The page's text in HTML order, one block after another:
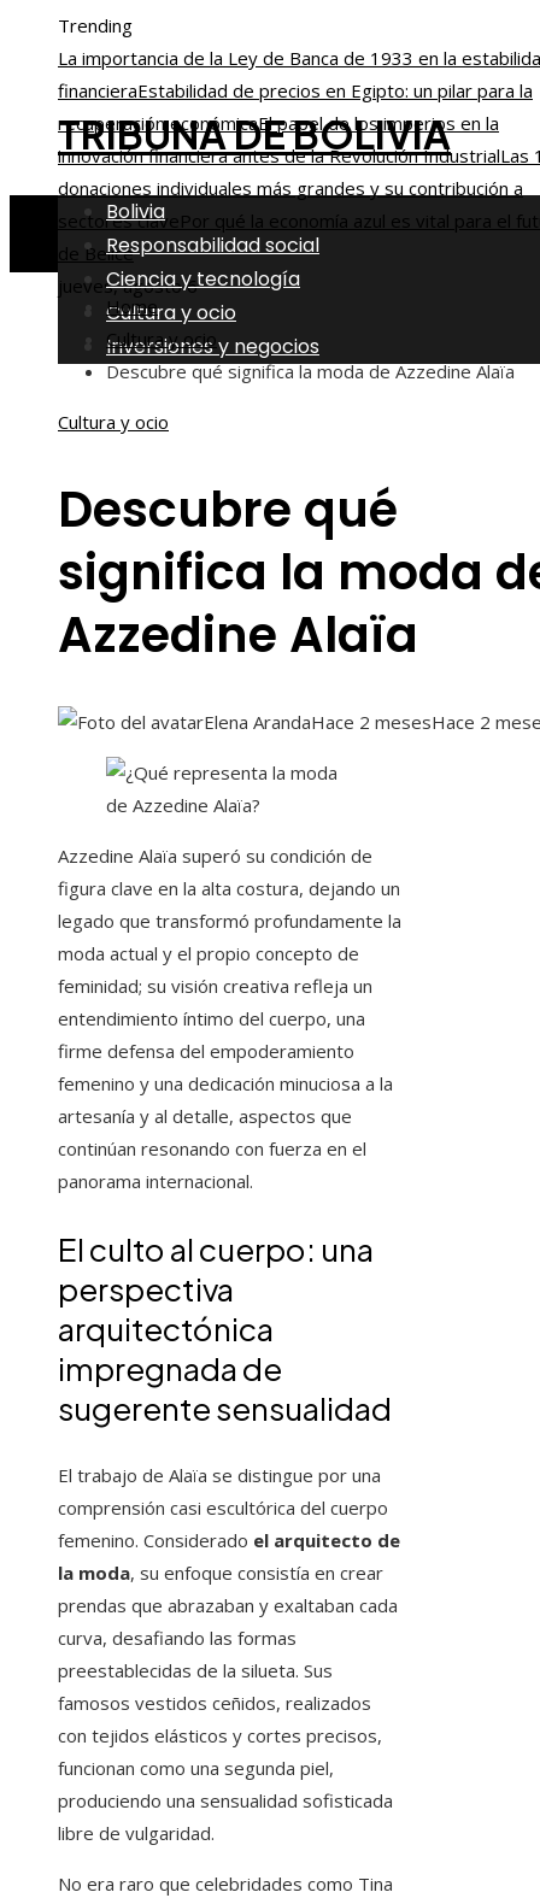
Trending
La importancia de la Ley de Banca de 1933 en la
financieraEstabilidad de precios en Egipto: un pilar para la
recuperación económicaEl papel de los imperios en la
innovación financiera antes de la Revolución IndustrialLas
donaciones individuales más grandes y su contribución a
sectores clavePor qué la economía azul es vital para el
de Belice
jueves, agosto 6
TRIBUNA DE BOLIVIA
Bolivia
Responsabilidad social
Ciencia y tecnología
Cultura y ocio
Inversiones y negocios
Home
Cultura y ocio
Descubre qué significa la moda de Azzedine Alaïa
Cultura y ocio
Descubre qué
significa la moda
Azzedine Alaïa
Elena ArandaHace 2 mesesHace 2
Azzedine Alaïa superó su condición de
figura clave en la alta costura, dejando un
legado que transformó profundamente la
moda actual y el propio concepto de
feminidad; su visión creativa refleja un
entendimiento íntimo del cuerpo, una
firme defensa del empoderamiento
femenino y una dedicación minuciosa a la
artesanía y al detalle, aspectos que
continúan resonando con fuerza en el
panorama internacional.
El culto al cuerpo: una
perspectiva
arquitectónica
impregnada de
sugerente sensualidad
El trabajo de Alaïa se distingue por una
comprensión casi escultórica del cuerpo
femenino. Considerado el arquitecto de
la moda, su enfoque consistía en crear
prendas que abrazaban y exaltaban cada
curva, desafiando las formas
preestablecidas de la silueta. Sus
famosos vestidos ceñidos, realizados
con tejidos elásticos y cortes precisos,
funcionan como una segunda piel,
produciendo una sensualidad sofisticada
libre de vulgaridad.
No era raro que celebridades como Tina